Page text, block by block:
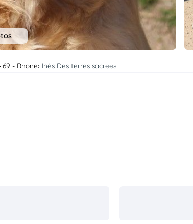
69 - Rhone Inès Des terres sacrees